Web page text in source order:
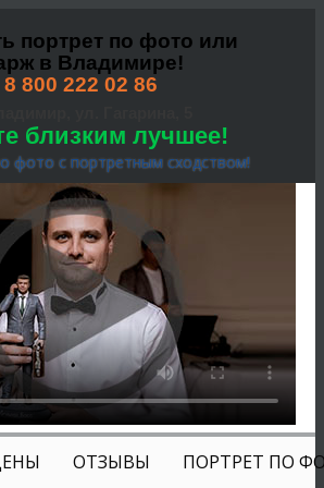
портрет по фото или
в Владимире!
8 800 222 02 86
близким лучшее!
фото с портретным сходством!
ОТЗЫВЫ ПОРТРЕТ ПО